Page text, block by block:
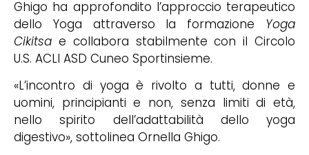
Ghigo ha approfondito l’approccio terapeutico
dello Yoga attraverso la formazione Yoga
Cikitsa e collabora stabilmente con il Circolo
U.S. ACLI ASD Cuneo Sportinsieme.
«L’incontro di yoga è rivolto a tutti, donne e
uomini, principianti e non, senza limiti di età,
nello spirito dell’adattabilità dello yoga
digestivo», sottolinea Ornella Ghigo.